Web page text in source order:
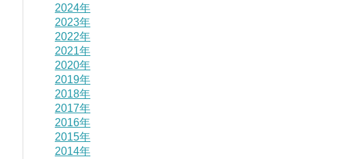
2024年
2023年
2022年
2021年
2020年
2019年
2018年
2017年
2016年
2015年
2014年